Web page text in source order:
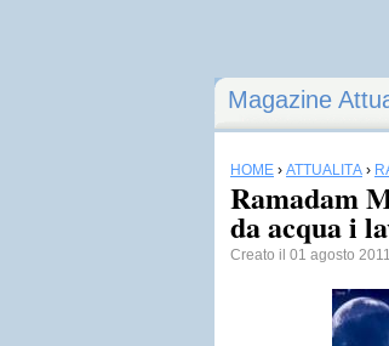
Magazine
HOME › ATTUALITÀ ›
Ramadam
da acqua i
Creato il 01 agosto